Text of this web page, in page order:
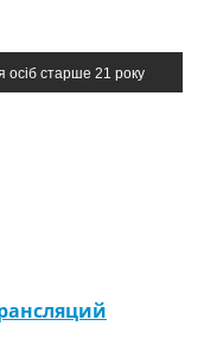
осіб старше 21 року